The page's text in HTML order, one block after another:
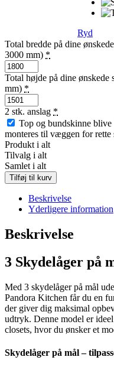
Ryd
Total bredde på dine
3000 mm) *
Total højde på dine
mm) *
2 stk. anslag *
Top og bundskinne blive
monteres til væggen for rette
Produkt i alt
Tilvalg i alt
Samlet i alt
3
Skydelåger
3000mm
antal
Tilføj til kurv
Beskrivelse
Yderligere information
Beskrivelse
3 Skydelåger på
Med 3 skydelåger på mål
Pandora Kitchen får du en
der giver dig maksimal
udtryk. Denne model er
closets, hvor du ønsker et
Skydelåger på mål –